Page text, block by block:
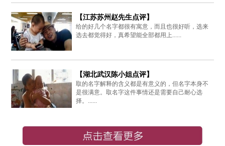
【江苏苏州赵先生点评】
给的好几个名字都很有寓意，而且也很好听，选来
选去都觉得好，真希望能全部都用上......
【湖北武汉陈小姐点评】
取的名字解释的含义都是有意义的，但名字本身不
是很满意。取名字这件事情还是需要自己耐心选
择。......